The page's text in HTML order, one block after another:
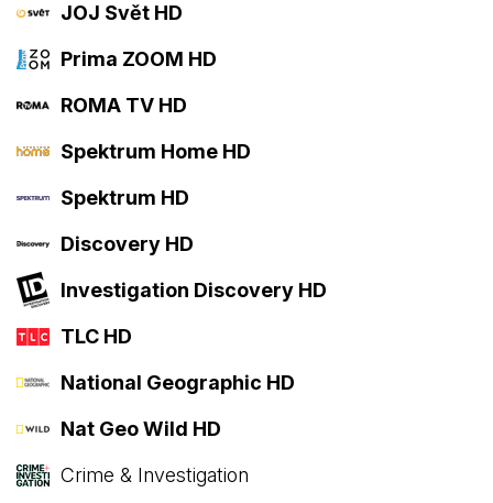
JOJ Svět HD
Prima ZOOM HD
ROMA TV HD
Spektrum Home HD
Spektrum HD
Discovery HD
Investigation Discovery HD
TLC HD
National Geographic HD
Nat Geo Wild HD
Crime & Investigation